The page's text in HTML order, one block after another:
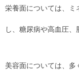
栄養面については、ミ
し、糖尿病や高血圧、
美容面については、